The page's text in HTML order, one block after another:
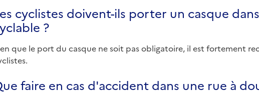
cyclistes doivent-ils porter un casque
?
que le port du casque ne soit pas obligatoire, il est fortement
faire en cas d'accident dans une rue à